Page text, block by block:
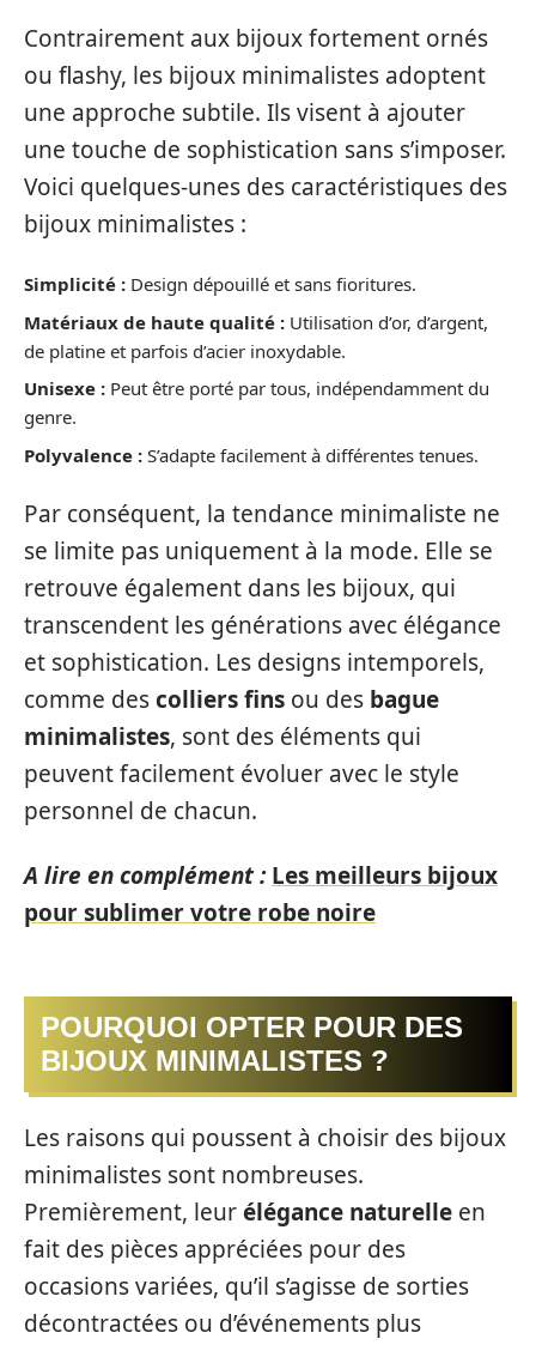
Contrairement aux bijoux fortement ornés
ou flashy, les bijoux minimalistes adoptent
une approche subtile. Ils visent à ajouter
une touche de sophistication sans s’imposer.
Voici quelques-unes des caractéristiques des
bijoux minimalistes :
Simplicité : Design dépouillé et sans fioritures.
Matériaux de haute qualité : Utilisation d’or, d’argent,
de platine et parfois d’acier inoxydable.
Unisexe : Peut être porté par tous, indépendamment du
genre.
Polyvalence : S’adapte facilement à différentes tenues.
Par conséquent, la tendance minimaliste ne
se limite pas uniquement à la mode. Elle se
retrouve également dans les bijoux, qui
transcendent les générations avec élégance
et sophistication. Les designs intemporels,
comme descolliers fins ou des bague
minimalistes, sont des éléments qui
peuvent facilement évoluer avec le style
personnel de chacun.
A lire en complément : Les meilleurs bijoux
pour sublimer votre robe noire
POURQUOI OPTER POUR DES
BIJOUX MINIMALISTES ?
Les raisons qui poussent à choisir des bijoux
minimalistes sont nombreuses.
Premièrement, leurélégance naturelle en
fait des pièces appréciées pour des
occasions variées, qu’il s’agisse de sorties
décontractées ou d’événements plus